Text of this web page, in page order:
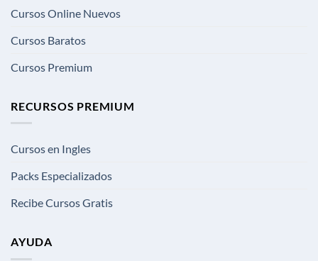
Cursos Online Nuevos
Cursos Baratos
Cursos Premium
RECURSOS PREMIUM
Cursos en Ingles
Packs Especializados
Recibe Cursos Gratis
AYUDA